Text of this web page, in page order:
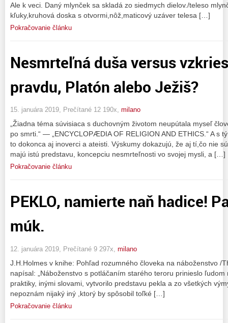
Ale k veci. Daný mlynček sa skladá zo siedmych dielov./teleso
kľuky,kruhová doska s otvormi,nôž,maticový uzáver telesa […]
Pokračovanie článku
Nesmrteľná duša versus
pravdu, Platón alebo Ježiš?
15. januára 2019, Prečítané 12 190x, milano
„Žiadna téma súvisiaca s duchovným životom neupútala myseľ
po smrti.“ — „ENCYCLOPÆDIA OF RELIGION AND ETHICS.“ A s
to dokonca aj inoverci a ateisti. Výskumy dokazujú, že aj tí,čo nie
majú istú predstavu, koncepciu nesmrteľnosti vo svojej mysli, a […]
Pokračovanie článku
PEKLO, namierte naň hadice!
múk.
12. januára 2019, Prečítané 9 297x, milano
J.H.Holmes v knihe: Pohľad rozumného človeka na náboženstvo /
napísal: „Náboženstvo s potláčaním starého teroru prinieslo
praktiky, inými slovami, vytvorilo predstavu pekla a zo všetkých
nepoznám nijaký iný ,ktorý by spôsobil toľké […]
Pokračovanie článku